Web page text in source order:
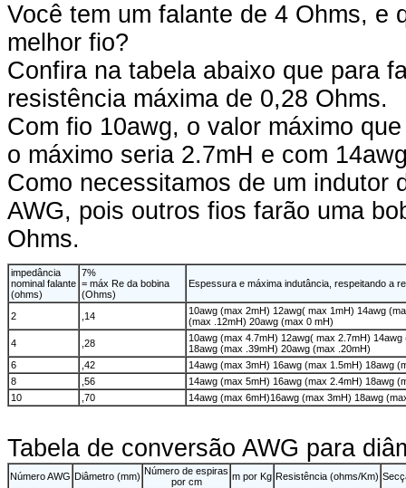
Você tem um falante de 4 Ohms, e
melhor fio?
Confira na tabela abaixo que para
resistência máxima de 0,28 Ohms.
Com fio 10awg, o valor máximo
o máximo seria 2.7mH e com
Como necessitamos de um indutor
AWG, pois outros fios farão uma
Ohms.
impedância
nominal falante
(ohms)
7%
= máx Re da bobina
(Ohms)
Espessura e máxima indutância, respeitando a
2 ,14
10awg (max 2mH) 12awg( max 1mH) 14awg
(max .12mH) 20awg (max 0 mH)
4
,28
10awg (max 4.7mH) 12awg( max 2.7mH)
18awg (max .39mH) 20awg (max .20mH)
6
,42
14awg (max 3mH) 16awg (max 1.5mH) 18awg
8
,56
14awg (max 5mH) 16awg (max 2.4mH) 18awg
10
,70 14awg (max 6mH)16awg (max 3mH) 18awg
Tabela de conversão AWG para
Número AWG Diâmetro (mm) Número de espiras
por cm
m por Kg Resistência (ohms/Km)